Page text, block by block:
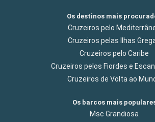
Os destinos mais
Cruzeiros pelo
Cruzeiros pelas Ilhas
Cruzeiros pelo Caribe
Cruzeiros pelos Fiordes e
Cruzeiros de Volta ao
Os barcos mais
Msc Grandiosa